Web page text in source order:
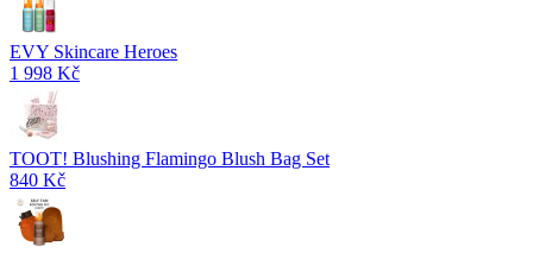
EVY Skincare Heroes
1 998 Kč
TOOT! Blushing Flamingo Blush Bag Set
840 Kč